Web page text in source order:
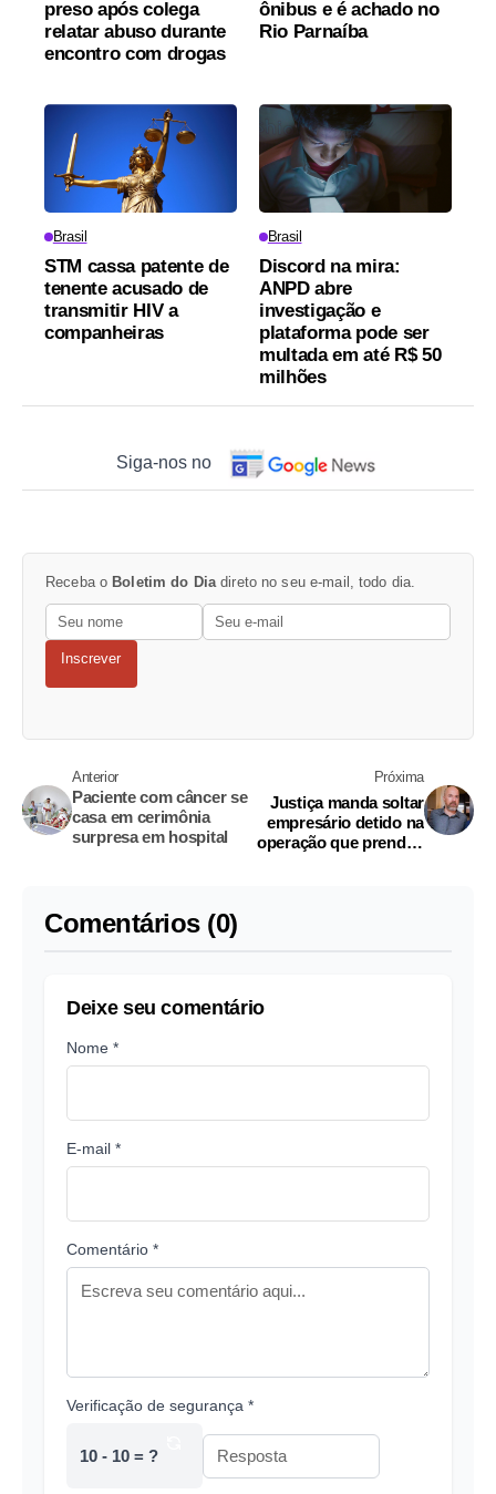
preso após colega
relatar abuso durante
encontro com drogas
ônibus e é achado no
Rio Parnaíba
Brasil
STM cassa patente de
tenente acusado de
transmitir HIV a
companheiras
Brasil
Discord na mira:
ANPD abre
investigação e
plataforma pode ser
multada em até R$ 50
milhões
Siga-nos no
Receba o Boletim do Diadireto no seu e-mail, todo dia.
Inscrever
Anterior
Paciente com câncer se
casa em cerimônia
surpresa em hospital
Próxima
Justiça manda soltar
empresário detido na
operação que prendeu
Comentários (0)
Deixe seu comentário
Nome *
E-mail *
Comentário *
Verificação de segurança *
10 - 10 = ?